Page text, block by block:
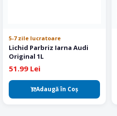
5-7 zile lucratoare
Lichid Parbriz Iarna Audi
Original 1L
51.99 Lei
Adaugă în Coş